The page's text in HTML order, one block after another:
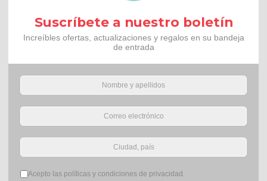
Suscríbete a nuestro boletín
Increíbles ofertas, actualizaciones y regalos en su bandeja
de entrada
Términos del servicio*
Acepto las políticas y condiciones de privacidad.